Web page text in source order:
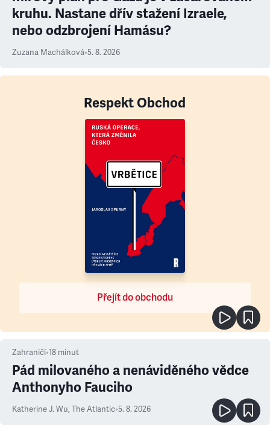
kruhu. Nastane dřív stažení Izraele,
nebo odzbrojení Hamásu?
Zuzana Machálková•5. 8. 2026
Respekt Obchod
Přejít do obchodu
Zahraničí•18 minut
Pád milovaného a nenáviděného vědce
Anthonyho Fauciho
Katherine J. Wu, The Atlantic•5. 8. 2026